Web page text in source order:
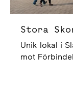
Unik lokal i
mot